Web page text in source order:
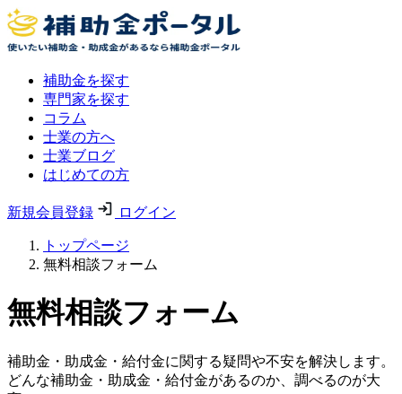
補助金を探す
専門家を探す
コラム
士業の方へ
士業ブログ
はじめての方
新規会員登録 ログイン
トップページ
無料相談フォーム
無料相談フォーム
補助金・助成金・給付金に関する疑問や不安を解決します。
どんな補助金・助成金・給付金があるのか、調べるのが大